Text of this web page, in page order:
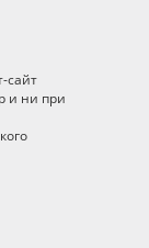
сайт
и ни при